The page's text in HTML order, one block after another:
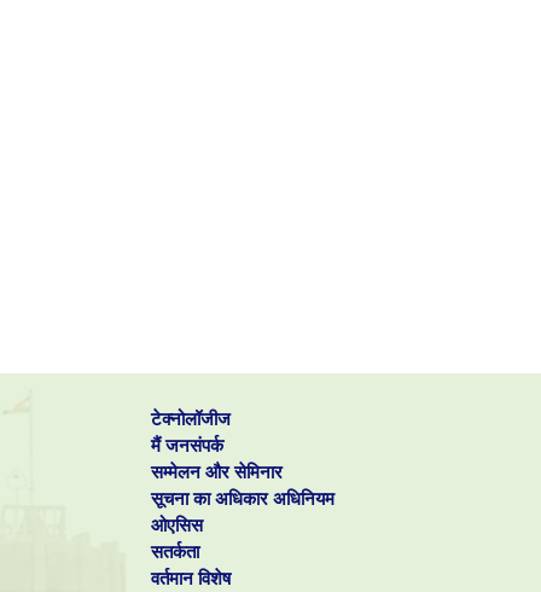
टेक्नोलॉजीज
मैं जनसंपर्क
सम्मेलन और सेमिनार
सूचना का अधिकार अधिनियम
ओएसिस
सतर्कता
वर्तमान विशेष